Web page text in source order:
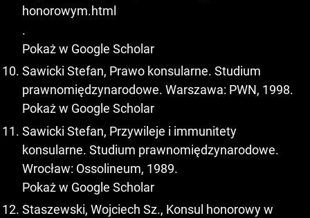
honorowym.html
.
Pokaż w Google Scholar
Sawicki Stefan, Prawo konsularne. Studium
prawnomiędzynarodowe. Warszawa: PWN, 1998.
Pokaż w Google Scholar
Sawicki Stefan, Przywileje i immunitety
konsularne. Studium prawnomiędzynarodowe.
Wrocław: Ossolineum, 1989.
Pokaż w Google Scholar
Staszewski, Wojciech Sz., Konsul honorowy w